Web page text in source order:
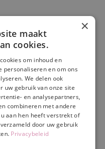
of korting
×
maakt
cookies.
om inhoud en
personaliseren en om ons
We delen ook
uw gebruik van onze site
en analysepartners,
combineren met andere
aan hen heeft verstrekt of
door uw gebruik
Privacybeleid